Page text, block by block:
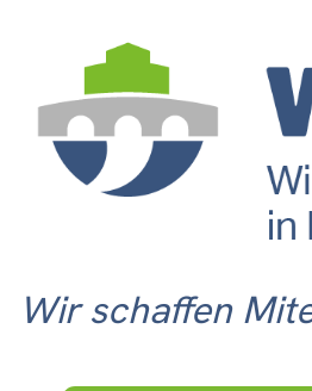
Wir schaffen